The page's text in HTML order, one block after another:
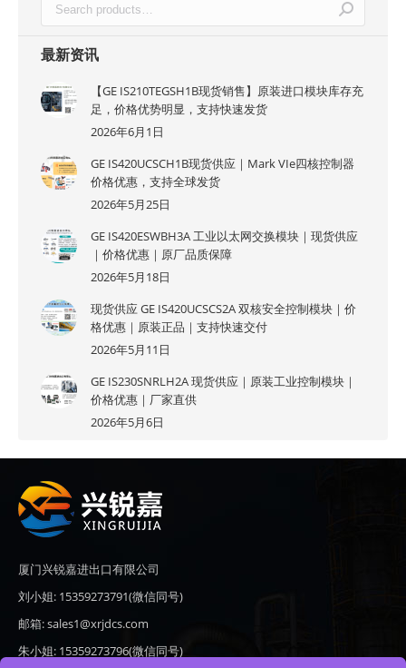
最新资讯
【GE IS210TEGSH1B现货销售】原装进口模块库存充
足，价格优势明显，支持快速发货
2026年6月1日
GE IS420UCSCH1B现货供应｜Mark VIe四核控制器
价格优惠，支持全球发货
2026年5月25日
GE IS420ESWBH3A 工业以太网交换模块｜现货供应
｜价格优惠｜原厂品质保障
2026年5月18日
现货供应 GE IS420UCSCS2A 双核安全控制模块｜价
格优惠｜原装正品｜支持快速交付
2026年5月11日
GE IS230SNRLH2A 现货供应｜原装工业控制模块｜
价格优惠｜厂家直供
2026年5月6日
厦门兴锐嘉进出口有限公司
刘小姐: 15359273791(微信同号)
邮箱: sales1@xrjdcs.com
朱小姐: 15359273796(微信同号)